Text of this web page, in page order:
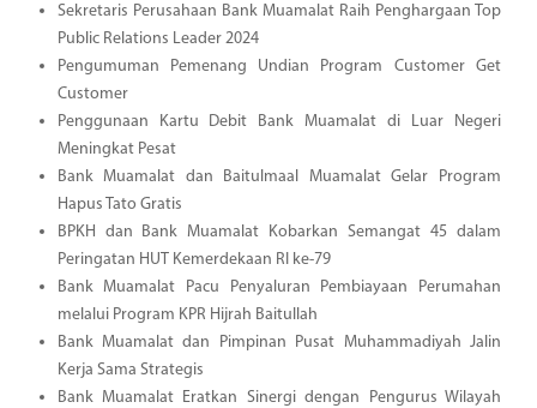
Sekretaris Perusahaan Bank Muamalat Raih Penghargaan Top
Public Relations Leader 2024
Pengumuman Pemenang Undian Program Customer Get
Customer
Penggunaan Kartu Debit Bank Muamalat di Luar Negeri
Meningkat Pesat
Bank Muamalat dan Baitulmaal Muamalat Gelar Program
Hapus Tato Gratis
BPKH dan Bank Muamalat Kobarkan Semangat 45 dalam
Peringatan HUT Kemerdekaan RI ke-79
Bank Muamalat Pacu Penyaluran Pembiayaan Perumahan
melalui Program KPR Hijrah Baitullah
Bank Muamalat dan Pimpinan Pusat Muhammadiyah Jalin
Kerja Sama Strategis
Bank Muamalat Eratkan Sinergi dengan Pengurus Wilayah